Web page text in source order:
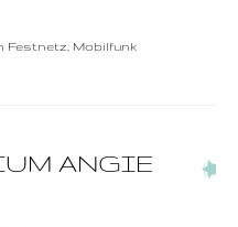
Festnetz, Mobilfunk
ANGIE (7)